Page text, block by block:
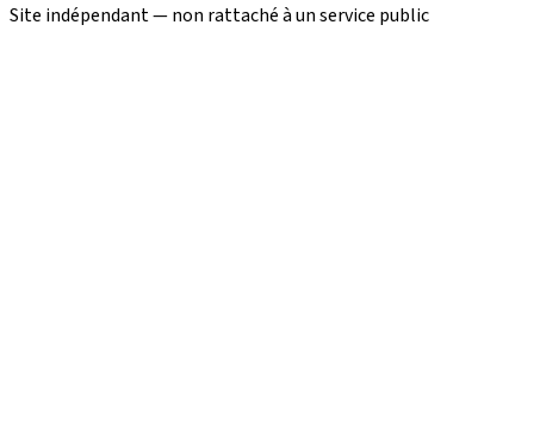
Site indépendant — non rattaché à un service public